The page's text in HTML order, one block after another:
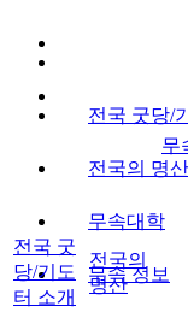
전국 굿당/
전국의 명산
무속대학
무속 정보
전국 굿
당/기도
터 소개
전국의
명산
무